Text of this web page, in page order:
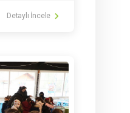
Detaylı İncele